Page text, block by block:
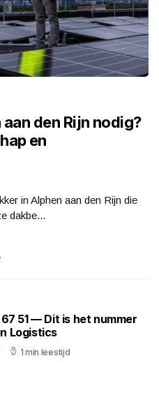
den Rijn nodig?
en
in Alphen aan den Rijn die
dakbe...
51 — Dit is het nummer
Logistics
1 min leestijd